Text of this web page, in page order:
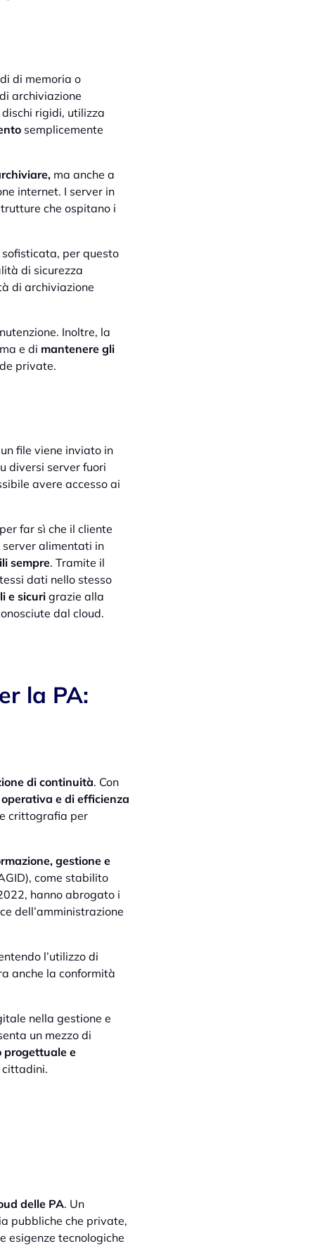
di memoria o
archiviazione
rigidi, utilizza
semplicemente
ma anche a
internet. I server in
che ospitano i
per questo
di sicurezza
di archiviazione
Inoltre, la
e di mantenere gli
private.
file viene inviato in
diversi server fuori
avere accesso ai
far sì che il cliente
alimentati in
sempre. Tramite il
dati nello stesso
e sicuri grazie alla
dal cloud.
la PA:
di continuità. Con
e di efficienza
crittografia per
gestione e
come stabilito
hanno abrogato i
dell’amministrazione
l’utilizzo di
anche la conformità
nella gestione e
un mezzo di
progettuale e
delle PA. Un
pubbliche che private,
esigenze tecnologiche